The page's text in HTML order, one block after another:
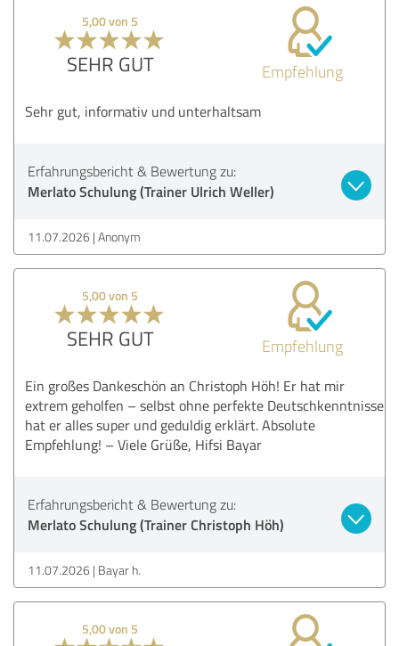
5,00 von 5
SEHR GUT Empfehlung
Sehr gut, informativ und unterhaltsam
Erfahrungsbericht & Bewertung zu:
Merlato Schulung (Trainer Ulrich Weller)
11.07.2026 Anonym
5,00 von 5
SEHR GUT Empfehlung
Ein großes Dankeschön an Christoph Höh! Er hat mir
extrem geholfen – selbst ohne perfekte Deutschkenntnisse
hat er alles super und geduldig erklärt. Absolute
Empfehlung! – Viele Grüße, Hifsi Bayar
Erfahrungsbericht & Bewertung zu:
Merlato Schulung (Trainer Christoph Höh)
11.07.2026 Bayar h.
5,00 von 5